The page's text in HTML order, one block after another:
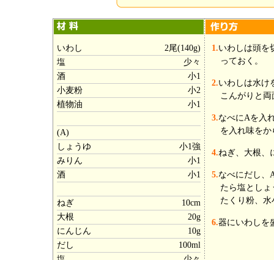
いわし
2尾(140g)
塩
少々
酒
小1
小麦粉
小2
植物油
小1
(A)
しょうゆ
小1強
みりん
小1
酒
小1
ねぎ
10cm
大根
20g
にんじん
10g
だし
100ml
1.いわしは頭を
っておく。
2.いわしは水け
こんがりと
3.なべにAを入
を入れ味をか
4.ねぎ、大根、
5.なべにだし、
たら塩とし
たくり粉、
6.器にいわしを